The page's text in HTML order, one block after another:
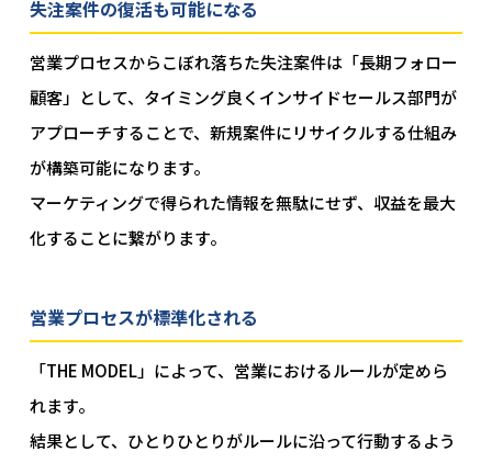
失注案件の復活も可能になる
営業プロセスからこぼれ落ちた失注案件は「長期フォロー
顧客」として、タイミング良くインサイドセールス部門が
アプローチすることで、新規案件にリサイクルする仕組み
が構築可能になります。
マーケティングで得られた情報を無駄にせず、収益を最大
化することに繋がります。
営業プロセスが標準化される
「THE MODEL」によって、営業におけるルールが定めら
れます。
結果として、ひとりひとりがルールに沿って行動するよう